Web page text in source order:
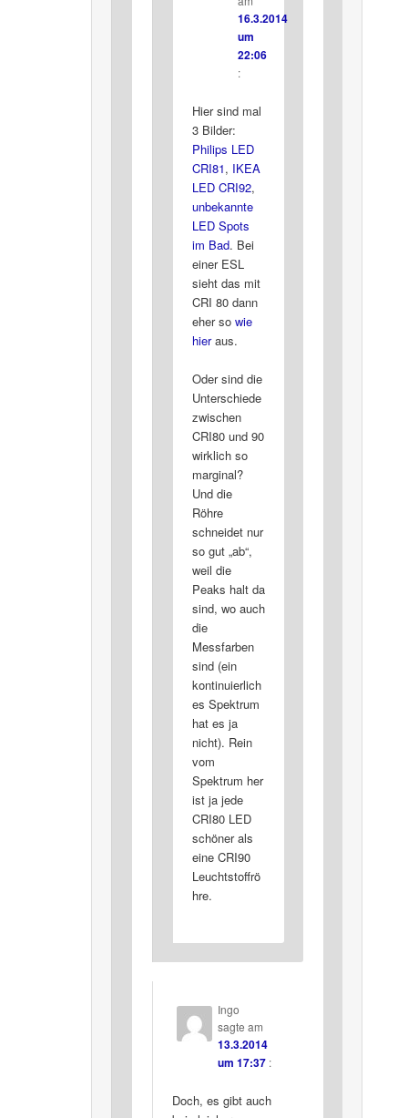
16.3.2014
um
22:06
:
Hier sind mal
3 Bilder:
Philips LED
CRI81, IKEA
LED CRI92,
unbekannte
LED Spots
im Bad. Bei
einer ESL
sieht das mit
CRI 80 dann
eher so wie
hieraus.
Oder sind die
Unterschiede
zwischen
CRI80 und 90
wirklich so
marginal?
Und die
Röhre
schneidet nur
so gut „ab“,
weil die
Peaks halt da
sind, wo auch
die
Messfarben
sind (ein
kontinuierlich
es Spektrum
hat es ja
nicht). Rein
vom
Spektrum her
ist ja jede
CRI80 LED
schöner als
eine CRI90
Leuchtstoffrö
hre.
Ingo
sagte am
13.3.2014
um 17:37 :
Doch, es gibt auch